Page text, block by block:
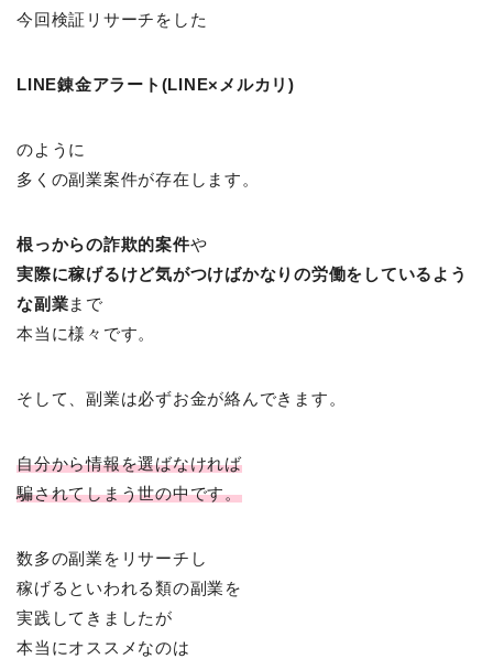
今回検証リサーチをした
LINE錬金アラート(LINE×メルカリ)
のように
多くの副業案件が存在します。
根っからの詐欺的案件や
実際に稼げるけど気がつけばかなりの労働をしているよう
な副業まで
本当に様々です。
そして、副業は必ずお金が絡んできます。
自分から情報を選ばなければ
騙されてしまう世の中です。
数多の副業をリサーチし
稼げるといわれる類の副業を
実践してきましたが
本当にオススメなのは